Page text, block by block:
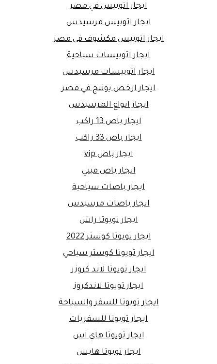
ايجار اتوبيس في مصر
ايجار اتوبيس مرسيدس
ايجار اتوبيس مكشوف فى مصر
ايجار اتوبيسات سياحية
ايجار اتوبيسات مرسيدس
ايجار ارخص يوتنج في مصر
ايجار انواع المرسيدس
ايجار باص 13 راكب
ايجار باص 33 راكب
ايجار باص vip
ايجار باص ميني
ايجار باصات سياحية
ايجار باصات مرسيدس
ايجار تويوتا راش
ايجار تويوتا كوستر 2022
ايجار تويوتا كوستر سياحي
ايجار تويوتا لاند كروزر
ايجار تويوتا لاندكروز
ايجار تويوتا للسفر والسياحة
ايجار تويوتا للسفريات
ايجار تويوتا هاي اس
ايجار تويوتا هايس